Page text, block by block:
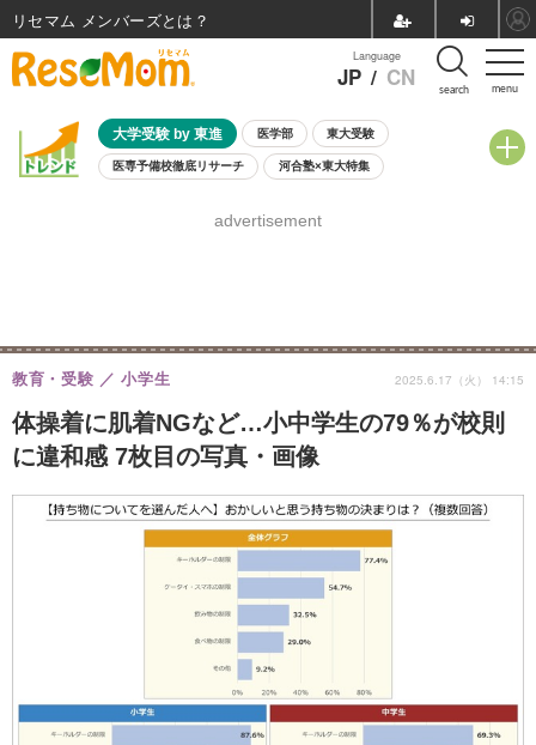
menu
Language
JP / CN search
大学受験 by 東進 医学部 東大受験
医専予備校徹底リサーチ 河合塾×東大特集
8月開催学校説明会・相談会
advertisement
体操着に肌着NGなど…小中学生の79％が校則
に違和感 7枚目の写真・画像
教育・受験 小学生 2025.6.17（火） 14:15
リセマム メンバーズ